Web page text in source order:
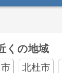
くの地域
北杜市